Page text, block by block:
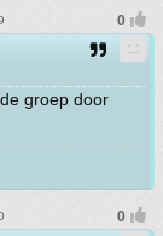
groep door